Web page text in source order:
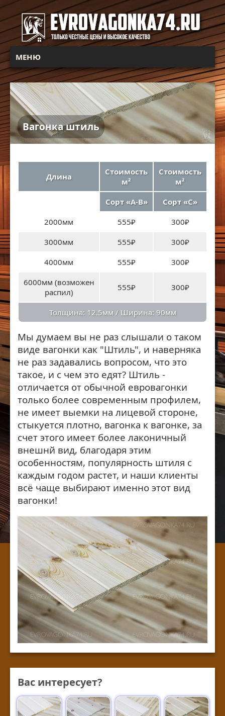
МЕНЮ
Вагонка штиль
Длина
Стоимость
м²
Стоимость
м²
Сорт «А-B»
Сорт «C»
2000мм
555₽
300₽
3000мм
555₽
300₽
4000мм
555₽
300₽
6000мм (возможен
распил)
555₽ 300₽
Толщина: 12.5мм / Ширина: 90мм
Мы думаем вы не раз слышали о таком
виде вагонки как "Штиль", и наверняка
не раз задавались вопросом, что это
такое, и с чем это едят? Штиль -
отличается от обычной евровагонки
только более современным профилем,
не имеет выемки на лицевой стороне,
стыкуется плотно, вагонка к вагонке, за
счет этого имеет более лаконичный
внешнй вид, благодаря этим
особенностям, популярность штиля с
каждым годом растет, и наши клиенты
всё чаще выбирают именно этот вид
вагонки!
Вас интересует?